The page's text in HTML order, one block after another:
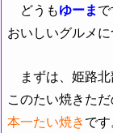
どうもゆーま
おいしいグルメに
まずは、姫路北
このたい焼きた
本一たい焼き です